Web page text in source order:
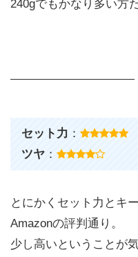
240gでもかなり多い方
セット力 ：
ツヤ ：
とにかくセット力とキ
Amazonの評判通り。
少し高いということが